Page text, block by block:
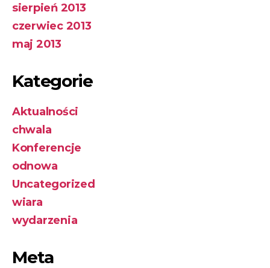
sierpień 2013
czerwiec 2013
maj 2013
Kategorie
Aktualności
chwala
Konferencje
odnowa
Uncategorized
wiara
wydarzenia
Meta